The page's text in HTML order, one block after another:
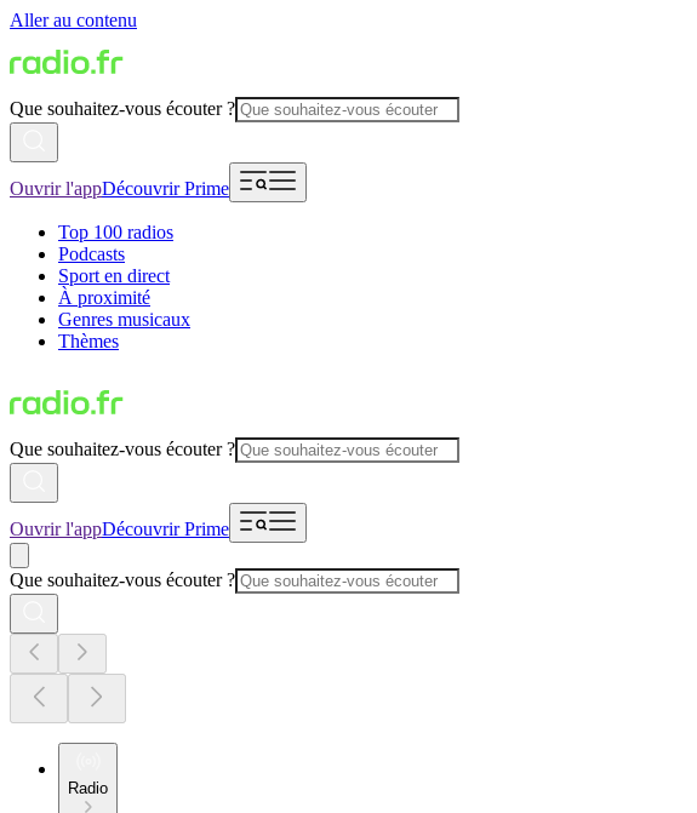
Aller au contenu
Que souhaitez-vous écouter ?
Ouvrir l'appDécouvrir Prime
Top 100 radios
Podcasts
Sport en direct
À proximité
Genres musicaux
Thèmes
Que souhaitez-vous écouter ?
Ouvrir l'appDécouvrir Prime
Que souhaitez-vous écouter ?
Radio